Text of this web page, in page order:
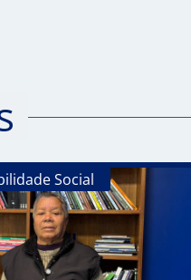
Social